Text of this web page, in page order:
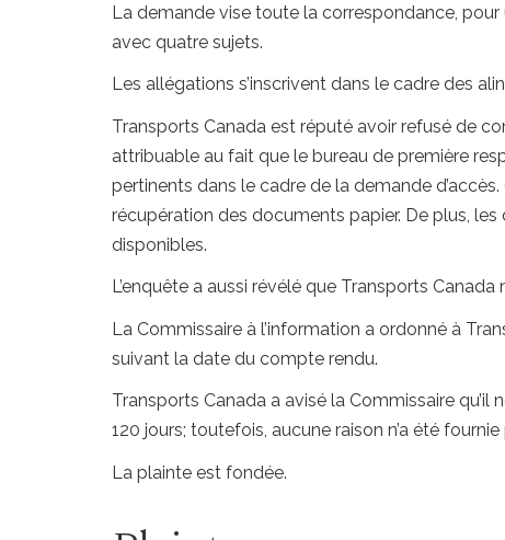
La demande vise toute la correspondance,
avec quatre sujets.
Les allégations s’inscrivent dans le cadre des
Transports Canada est réputé avoir refusé de
attribuable au fait que le bureau de première
pertinents dans le cadre de la demande
récupération des documents papier. De plus,
disponibles.
L’enquête a aussi révélé que Transports
La Commissaire à l’information a ordonné à
suivant la date du compte rendu.
Transports Canada a avisé la Commissaire
120 jours; toutefois, aucune raison n’a été
La plainte est fondée.